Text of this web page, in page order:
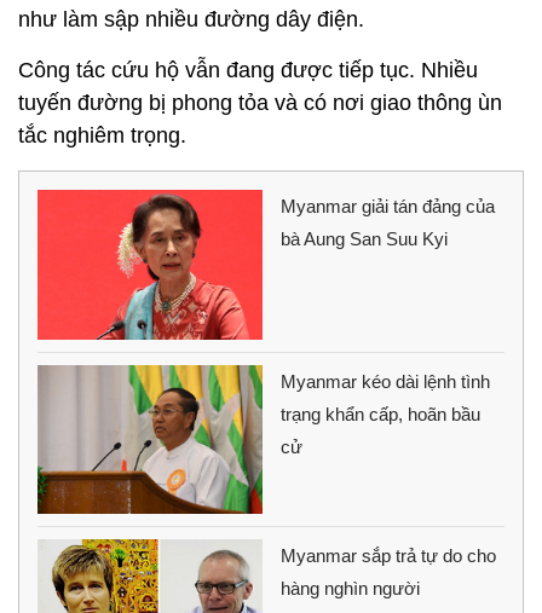
như làm sập nhiều đường dây điện.
Công tác cứu hộ vẫn đang được tiếp tục. Nhiều
tuyến đường bị phong tỏa và có nơi giao thông ùn
tắc nghiêm trọng.
Myanmar giải tán đảng của
bà Aung San Suu Kyi
Myanmar kéo dài lệnh tình
trạng khẩn cấp, hoãn bầu
cử
Myanmar sắp trả tự do cho
hàng nghìn người